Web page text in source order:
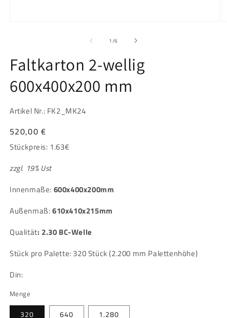
1 /von
6
Faltkarton 2-wellig
600x400x200 mm
Artikel Nr.: FK2_MK24
Normaler
Preis
520,00 €
Stückpreis: 1.63€
zzgl. 19% Ust
Innenmaße: 600x400x200mm
Außenmaß:610x410x215mm
Qualität: 2.30 BC-Welle
Stück pro Palette: 320 Stück (2.200 mm Palettenhöhe)
Din:
Menge
320 640 1.280